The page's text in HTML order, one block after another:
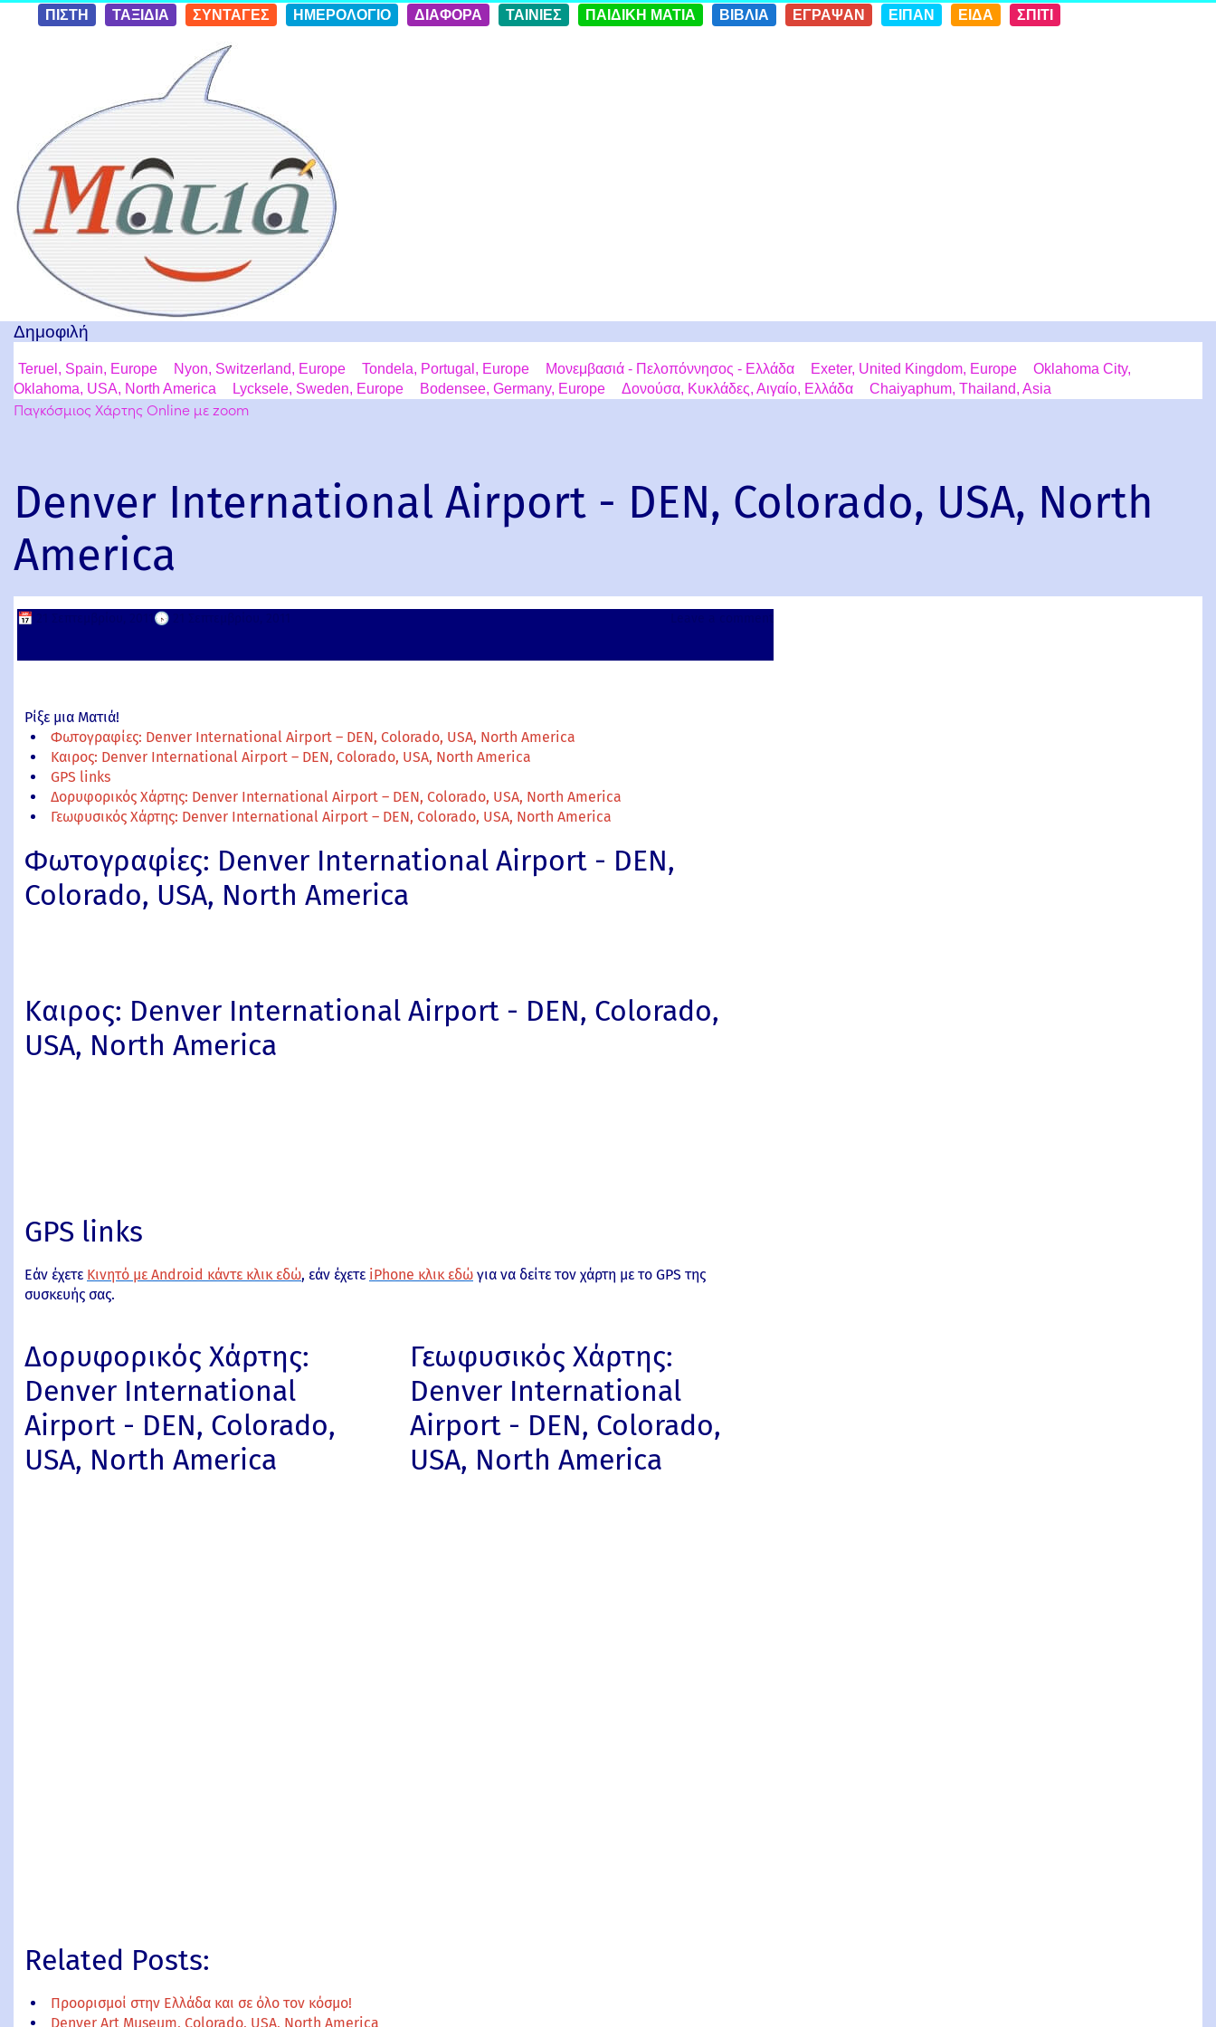
Skip to
conten
ΠΙΣΤΗ ΤΑΞΙΔΙΑ ΣΥΝΤΑΓΕΣ ΗΜΕΡΟΛΟΓΙΟ ΔΙΑΦΟΡΑ ΤΑΙΝΙΕΣ ΠΑΙΔΙΚΗ ΜΑΤΙΑ ΒΙΒΛΙΑ ΕΓΡΑΨΑΝ ΕΙΠΑΝ ΕΙΔΑ ΣΠΙΤΙ
Δημοφιλή
Teruel, Spain, Europe Nyon, Switzerland, Europe Tondela, Portugal, Europe Μονεμβασιά - Πελοπόννησος - Ελλάδα Exeter, United Kingdom, Europe
Oklahoma City,
Oklahoma, USA, North America
Lycksele, Sweden, Europe Bodensee, Germany, Europe Δονούσα, Κυκλάδες, Αιγαίο, Ελλάδα Chaiyaphum, Thailand, Asia
Παγκόσμιος Χάρτης Online με zoom
Denver International Airport - DEN, Colorado, USA, North
America
📅 🕟
Ρίξε μια Ματιά!
Φωτογραφίες: Denver International Airport – DEN, Colorado, USA, North America
Καιρος: Denver International Airport – DEN, Colorado, USA, North America
GPS links
Δορυφορικός Χάρτης: Denver International Airport – DEN, Colorado, USA, North America
Γεωφυσικός Χάρτης: Denver International Airport – DEN, Colorado, USA, North America
Φωτογραφίες: Denver International Airport - DEN,
Colorado, USA, North America
Καιρος: Denver International Airport - DEN, Colorado,
USA, North America
GPS links
Εάν έχετε Κινητό με Android κάντε κλικ εδώ, εάν έχετε iPhone κλικ εδώ για να δείτε τον χάρτη με το GPS της
συσκευής σας.
Δορυφορικός Χάρτης:
Denver International
Airport - DEN, Colorado,
USA, North America
Γεωφυσικός Χάρτης:
Denver International
Airport - DEN, Colorado,
USA, North America
Related Posts:
Προορισμοί στην Ελλάδα και σε όλο τον κόσμο!
Denver Art Museum, Colorado, USA, North America